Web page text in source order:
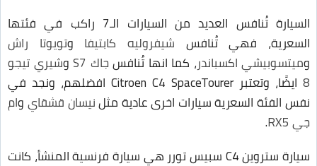
السيارة تُنافس العديد من السيارات الـ7 راكب في فئتها
السعرية، فهي تُنافس شيفروليه كابتيفا وتويوتا راش
وميتسوبيشي اكسباندر، كما انها تُنافسجاك S7 وشيري تيجو
8
ايضًا، وتعتبر Citroen C4 SpaceTourer افضلهم، ونجد في
نفس الفئة السعرية سيارات اخرى عادية مثلنيسان قشقايوام
جي RX5
.
سيارة ستروين C4 سبيس تورر هي سيارة فرنسية المنشأ، كانت